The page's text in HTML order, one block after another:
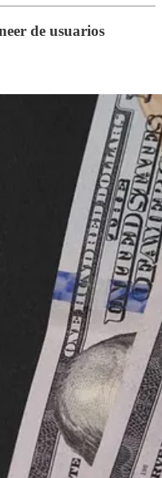
de usuarios